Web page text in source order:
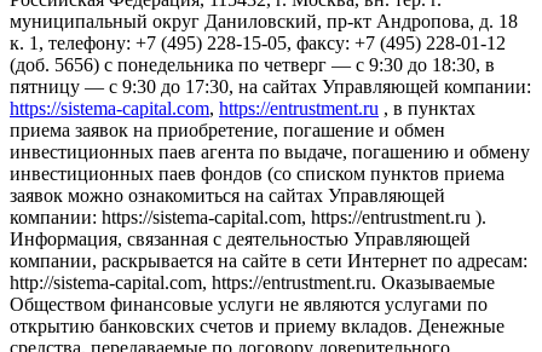
муниципальный округ Даниловский, пр-кт Андропова, д. 18
к. 1, телефону: +7 (495) 228-15-05, факсу: +7 (495) 228-01-12
(доб. 5656) с понедельника по четверг — c 9:30 до 18:30, в
пятницу — с 9:30 до 17:30, на сайтах Управляющей компании:
https://sistema-capital.com, https://entrustment.ru , в пунктах
приема заявок на приобретение, погашение и обмен
инвестиционных паев агента по выдаче, погашению и обмену
инвестиционных паев фондов (со списком пунктов приема
заявок можно ознакомиться на сайтах Управляющей
компании: https://sistema-capital.com, https://entrustment.ru ).
Информация, связанная с деятельностью Управляющей
компании, раскрывается на сайте в сети Интернет по адресам:
http://sistema-capital.com, https://entrustment.ru. Оказываемые
Обществом финансовые услуги не являются услугами по
открытию банковских счетов и приему вкладов. Денежные